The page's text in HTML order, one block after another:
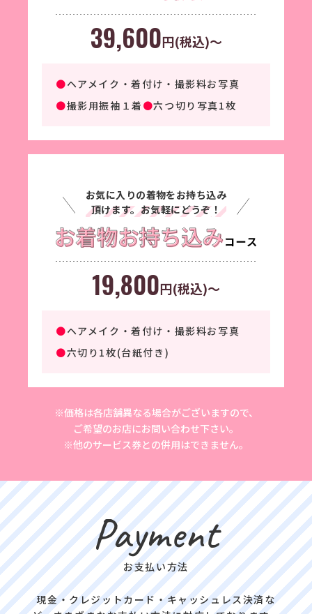
39,600円(税込)～
●ヘアメイク・着付け・撮影料お写真
●撮影用振袖１着 ●六つ切り写真1枚
お気に入りの着物をお持ち込み
頂けます。お気軽にどうぞ！
19,800円(税込)～
●ヘアメイク・着付け・撮影料お写真
●六切り1枚(台紙付き)
※価格は各店舗異なる場合がございますので、
ご希望のお店にお問い合わせ下さい。
※他のサービス券との併用はできません。
Payment
お支払い方法
現金・クレジットカード・キャッシュレス決済な